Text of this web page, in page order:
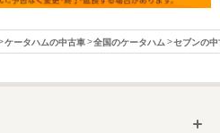
ケータハムの中古車 全国のケータハム セブンの中